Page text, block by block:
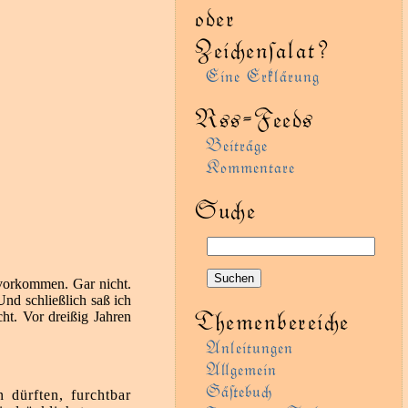
Gar nicht.
schließlich saß ich
Vor dreißig Jahren
dürften, furchtbar
oder
Zeienſalat?
Eine Erklärung
Rss-Feeds
Beiträge
Kommentare
Sue
Themenbereie
Anleitungen
Agemein
Gäﬅebu